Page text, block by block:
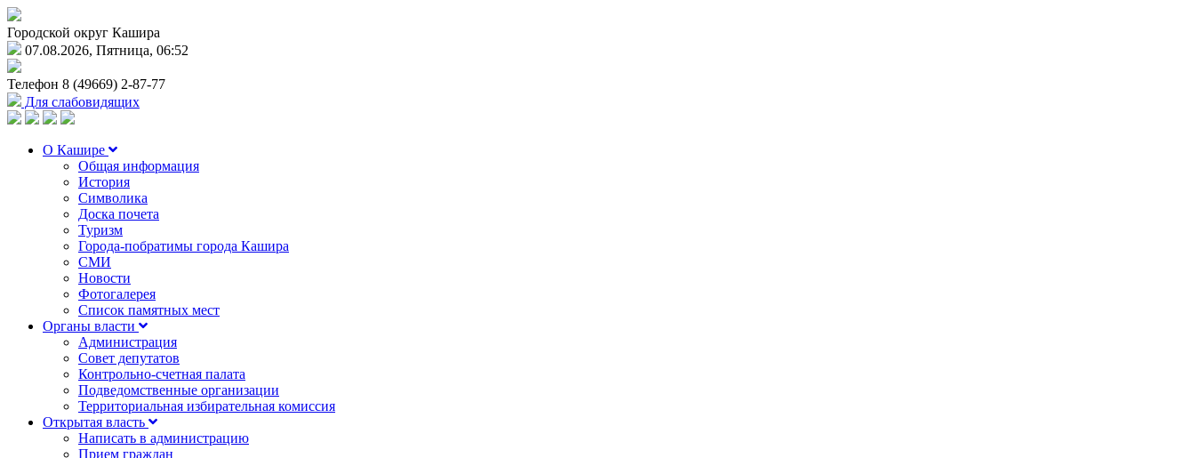
Городской округ Кашира
07.08.2026, Пятница, 06:52
Телефон 8 (49669) 2-87-77
Для слабовидящих
О Кашире
Общая информация
История
Символика
Доска почета
Туризм
Города-побратимы города Кашира
СМИ
Новости
Фотогалерея
Список памятных мест
Органы власти
Администрация
Совет депутатов
Контрольно-счетная палата
Подведомственные организации
Территориальная избирательная комиссия
Открытая власть
Написать в администрацию
Прием граждан